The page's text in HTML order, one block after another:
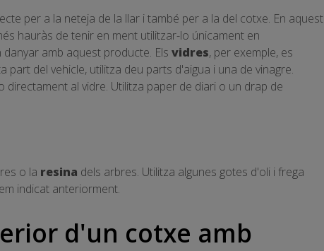
per a la neteja de la llar i també per a la del cotxe. En aquest
hauràs de tenir en ment utilitzar-lo únicament en
amb aquest producte. Els vidres, per exemple, es
del vehicle, utilitza deu parts d'aigua i una de vinagre.
al vidre. Utilitza paper de diari o un drap de
o la resina dels arbres. Utilitza algunes gotes d'oli i frega
indicat anteriorment.
d'un cotxe amb